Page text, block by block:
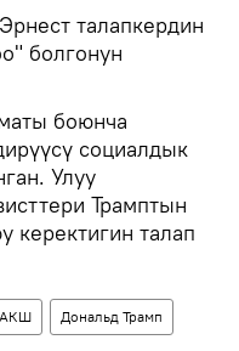
талапкердин
болгонун
боюнча
социалдык
Улуу
Трамптын
керектигин талап
АКШ Дональд Трамп